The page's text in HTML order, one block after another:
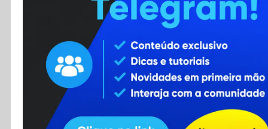
Contato
RSS